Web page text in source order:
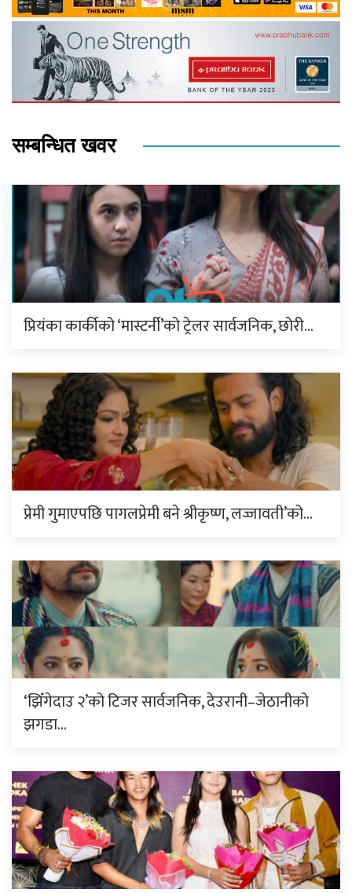
सम्बन्धित खवर
प्रियंका कार्कीको ‘मास्टर्नी’को ट्रेलर सार्वजनिक, छोरी…
प्रेमी गुमाएपछि पागलप्रेमी बने श्रीकृष्ण, लज्जावती’को…
‘झिँगेदाउ २’को टिजर सार्वजनिक, देउरानी–जेठानीको
झगडा…